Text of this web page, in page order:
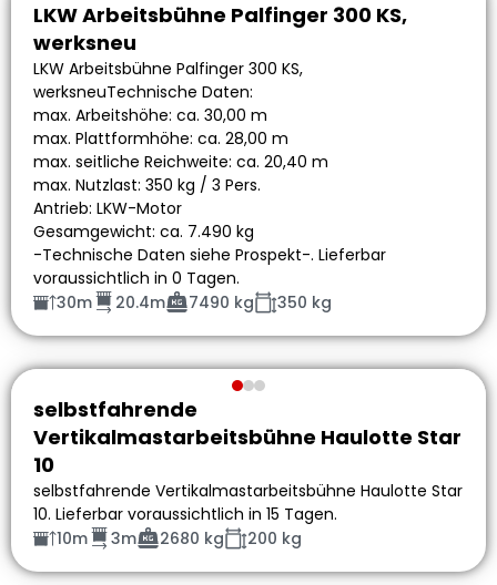
LKW Arbeitsbühne Palfinger 300 KS,
werksneu
LKW Arbeitsbühne Palfinger 300 KS,
werksneuTechnische Daten:
max. Arbeitshöhe: ca. 30,00 m
max. Plattformhöhe: ca. 28,00 m
max. seitliche Reichweite: ca. 20,40 m
max. Nutzlast: 350 kg / 3 Pers.
Antrieb: LKW-Motor
Gesamgewicht: ca. 7.490 kg
-Technische Daten siehe Prospekt-. Lieferbar
voraussichtlich in 0 Tagen.
30m
20.4m 7490 kg 350 kg
selbstfahrende
Vertikalmastarbeitsbühne Haulotte Star
10
selbstfahrende Vertikalmastarbeitsbühne Haulotte Star
10. Lieferbar voraussichtlich in 15 Tagen.
10m
3m 2680 kg 200 kg